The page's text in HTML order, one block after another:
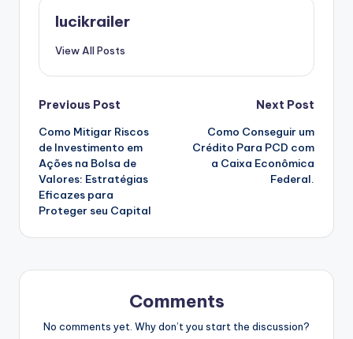
lucikrailer
View All Posts
Post
navigation
Previous Post
Como Mitigar Riscos
de Investimento em
Ações na Bolsa de
Valores: Estratégias
Eficazes para
Proteger seu Capital
Next Post
Como Conseguir um
Crédito Para PCD com
a Caixa Econômica
Federal.
Comments
No comments yet. Why don’t you start the discussion?